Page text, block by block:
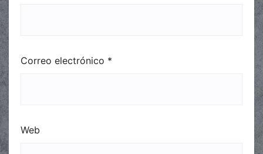
Correo electrónico *
Web